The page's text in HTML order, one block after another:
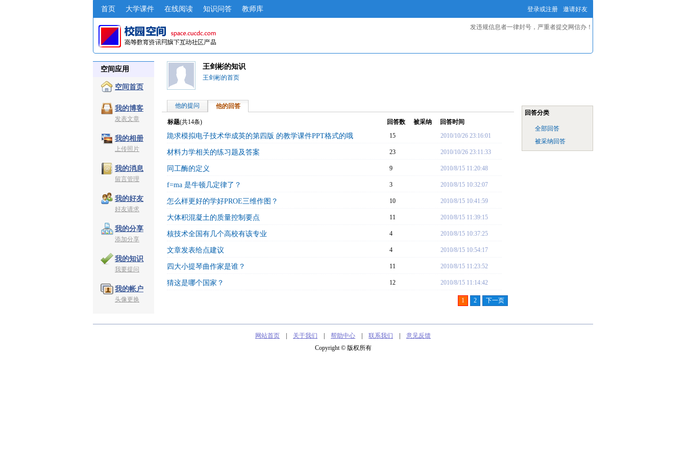
登录或注册 邀请好友
首页 大学课件 在线阅读 知识问答 教师库
发违规信息者一律封号，严重者提交网信办！
空间应用
空间首页
我的博客
发表文章
我的相册
上传照片
我的消息
留言管理
我的好友
好友请求
我的分享
添加分享
我的知识
我要提问
我的帐户
头像更换
王剑彬的知识
王剑彬的首页
他的提问 他的回答
标题(共14条) 回答数 被采纳 回答时间
跪求模拟电子技术华成英的第四版 的教学课件PPT格式的哦 15 2010/10/26 23:16:01
材料力学相关的练习题及答案 23 2010/10/26 23:11:33
同工酶的定义 9 2010/8/15 11:20:48
f=ma 是牛顿几定律了？ 3 2010/8/15 10:32:07
怎么样更好的学好PROE三维作图？ 10 2010/8/15 10:41:59
大体积混凝土的质量控制要点 11 2010/8/15 11:39:15
核技术全国有几个高校有该专业 4 2010/8/15 10:37:25
文章发表给点建议 4 2010/8/15 10:54:17
四大小提琴曲作家是谁？ 11 2010/8/15 11:23:52
猜这是哪个国家？ 12 2010/8/15 11:14:42
1 2 下一页
回答分类
全部回答
被采纳回答
网站首页 关于我们 帮助中心 联系我们
意见反馈
Copyright © 版权所有